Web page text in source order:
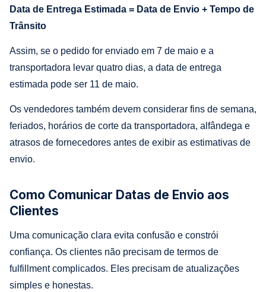
Data de Entrega Estimada = Data de Envio + Tempo de
Trânsito
Assim, se o pedido for enviado em 7 de maio e a
transportadora levar quatro dias, a data de entrega
estimada pode ser 11 de maio.
Os vendedores também devem considerar fins de semana,
feriados, horários de corte da transportadora, alfândega e
atrasos de fornecedores antes de exibir as estimativas de
envio.
Como Comunicar Datas de Envio aos
Clientes
Uma comunicação clara evita confusão e constrói
confiança. Os clientes não precisam de termos de
fulfillment complicados. Eles precisam de atualizações
simples e honestas.